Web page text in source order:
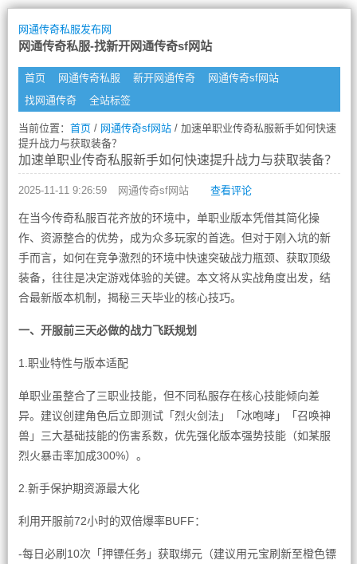
网通传奇私服发布网
网通传奇私服-找新开网通传奇sf网站
首页 网通传奇私服 新开网通传奇
网通传奇sf网站
找网通传奇
全站标签
当前位置： 首页/ 网通传奇sf网站/ 加速单职业传奇私服新手如何快速
提升战力与获取装备？
加速单职业传奇私服新手如何快速提升战力与获取装备？
2025-11-11 9:26:59 网通传奇sf网站 查看评论
在当今传奇私服百花齐放的环境中，单职业版本凭借其简化操
作、资源整合的优势，成为众多玩家的首选。但对于刚入坑的新
手而言，如何在竞争激烈的环境中快速突破战力瓶颈、获取顶级
装备，往往是决定游戏体验的关键。本文将从实战角度出发，结
合最新版本机制，揭秘三天毕业的核心技巧。
一、开服前三天必做的战力飞跃规划
1.职业特性与版本适配
单职业虽整合了三职业技能，但不同私服存在核心技能倾向差
异。建议创建角色后立即测试「烈火剑法」「冰咆哮」「召唤神
兽」三大基础技能的伤害系数，优先强化版本强势技能（如某服
烈火暴击率加成300%）。
2.新手保护期资源最大化
利用开服前72小时的双倍爆率BUFF：
-每日必刷10次「押镖任务」获取绑元（建议用元宝刷新至橙色镖